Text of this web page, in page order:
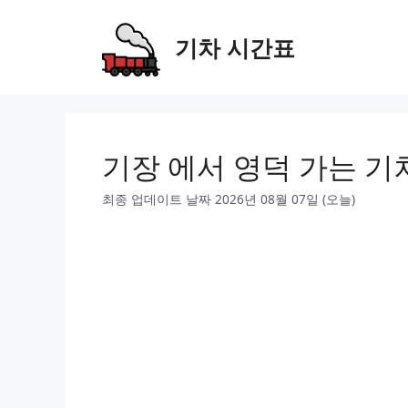
기차 시간표
기장 에서 영덕 가는 기
최종 업데이트 날짜 2026년 08월 07일 (오늘)